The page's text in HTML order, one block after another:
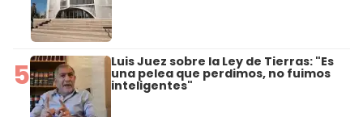
5 Luis Juez sobre la Ley de Tierras: "Es
una pelea que perdimos, no fuimos
inteligentes"